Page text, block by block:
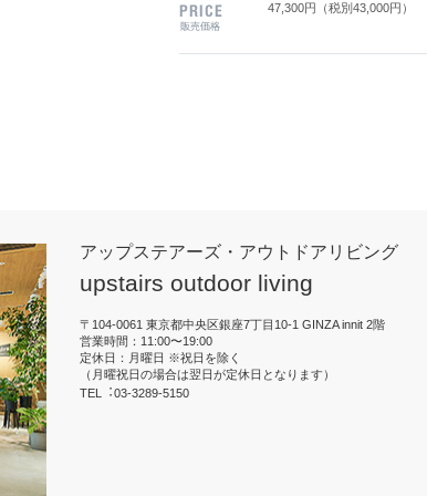
47,300円（税別43,000円）
アップステアーズ・アウトドアリビング
upstairs outdoor living
〒104-0061 東京都中央区銀座7丁目10-1 GINZA innit 2階
営業時間：11:00〜19:00
定休日：月曜日 ※祝日を除く
（月曜祝日の場合は翌日が定休日となります）
TEL︓03-3289-5150